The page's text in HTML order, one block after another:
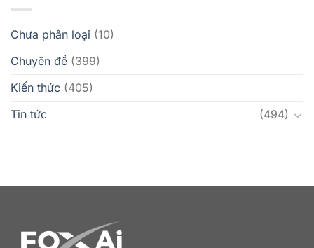
Chưa phân loại (10)
Chuyên đề (399)
Kiến thức (405)
Tin tức
(494)